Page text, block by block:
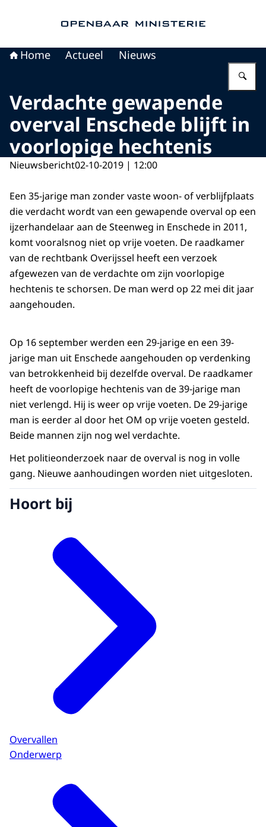
Home Actueel Nieuws
Verdachte gewapende
overval Enschede blijft in
voorlopige hechtenis
Nieuwsbericht02-10-2019 | 12:00
Een 35-jarige man zonder vaste woon- of verblijfplaats
die verdacht wordt van een gewapende overval op een
ijzerhandelaar aan de Steenweg in Enschede in 2011,
komt vooralsnog niet op vrije voeten. De raadkamer
van de rechtbank Overijssel heeft een verzoek
afgewezen van de verdachte om zijn voorlopige
hechtenis te schorsen. De man werd op 22 mei dit jaar
aangehouden.
Op 16 september werden een 29-jarige en een 39-
jarige man uit Enschede aangehouden op verdenking
van betrokkenheid bij dezelfde overval. De raadkamer
heeft de voorlopige hechtenis van de 39-jarige man
niet verlengd. Hij is weer op vrije voeten. De 29-jarige
man is eerder al door het OM op vrije voeten gesteld.
Beide mannen zijn nog wel verdachte.
Het politieonderzoek naar de overval is nog in volle
gang. Nieuwe aanhoudingen worden niet uitgesloten.
Hoort bij
Overvallen
Onderwerp